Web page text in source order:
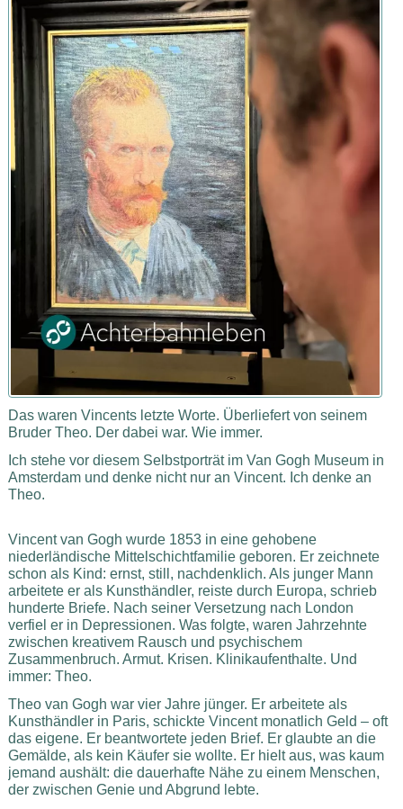
Das waren Vincents letzte Worte. Überliefert von seinem
Bruder Theo. Der dabei war. Wie immer.
Ich stehe vor diesem Selbstporträt im Van Gogh Museum in
Amsterdam und denke nicht nur an Vincent. Ich denke an
Theo.
Vincent van Gogh wurde 1853 in eine gehobene
niederländische Mittelschichtfamilie geboren. Er zeichnete
schon als Kind: ernst, still, nachdenklich. Als junger Mann
arbeitete er als Kunsthändler, reiste durch Europa, schrieb
hunderte Briefe. Nach seiner Versetzung nach London
verfiel er in Depressionen. Was folgte, waren Jahrzehnte
zwischen kreativem Rausch und psychischem
Zusammenbruch. Armut. Krisen. Klinikaufenthalte. Und
immer: Theo.
Theo van Gogh war vier Jahre jünger. Er arbeitete als
Kunsthändler in Paris, schickte Vincent monatlich Geld – oft
das eigene. Er beantwortete jeden Brief. Er glaubte an die
Gemälde, als kein Käufer sie wollte. Er hielt aus, was kaum
jemand aushält: die dauerhafte Nähe zu einem Menschen,
der zwischen Genie und Abgrund lebte.